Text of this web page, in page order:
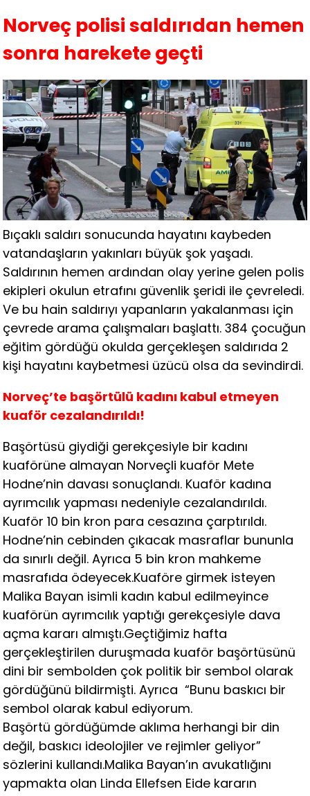
Norveç polisi saldırıdan hemen
sonra harekete geçti
Bıçaklı saldırı sonucunda hayatını kaybeden
vatandaşların yakınları büyük şok yaşadı.
Saldırının hemen ardından olay yerine gelen polis
ekipleri okulun etrafını güvenlik şeridi ile çevreledi.
Ve bu hain saldırıyı yapanların yakalanması için
çevrede arama çalışmaları başlattı. 384 çocuğun
eğitim gördüğü okulda gerçekleşen saldırıda 2
kişi hayatını kaybetmesi üzücü olsa da sevindirdi.
Norveç’te başörtülü kadını kabul etmeyen
kuaför cezalandırıldı!
Başörtüsü giydiği gerekçesiyle bir kadını
kuaförüne almayan Norveçli kuaför Mete
Hodne’nin davası sonuçlandı. Kuaför kadına
ayrımcılık yapması nedeniyle cezalandırıldı.
Kuaför 10 bin kron para cesazına çarptırıldı.
Hodne’nin cebinden çıkacak masraflar bununla
da sınırlı değil. Ayrıca 5 bin kron mahkeme
masrafıda ödeyecek.Kuaföre girmek isteyen
Malika Bayan isimli kadın kabul edilmeyince
kuaförün ayrımcılık yaptığı gerekçesiyle dava
açma kararı almıştı.Geçtiğimiz hafta
gerçekleştirilen duruşmada kuaför başörtüsünü
dini bir sembolden çok politik bir sembol olarak
gördüğünü bildirmişti. Ayrıca “Bunu baskıcı bir
sembol olarak kabul ediyorum.
Başörtü gördüğümde aklıma herhangi bir din
değil, baskıcı ideolojiler ve rejimler geliyor”
sözlerini kullandı.Malika Bayan’ın avukatlığını
yapmakta olan Linda Ellefsen Eide kararın